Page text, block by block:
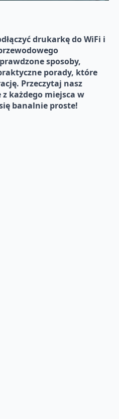
drukarkę do WiFi i
sposoby,
porady, które
Przeczytaj nasz
każdego miejsca w
banalnie proste!